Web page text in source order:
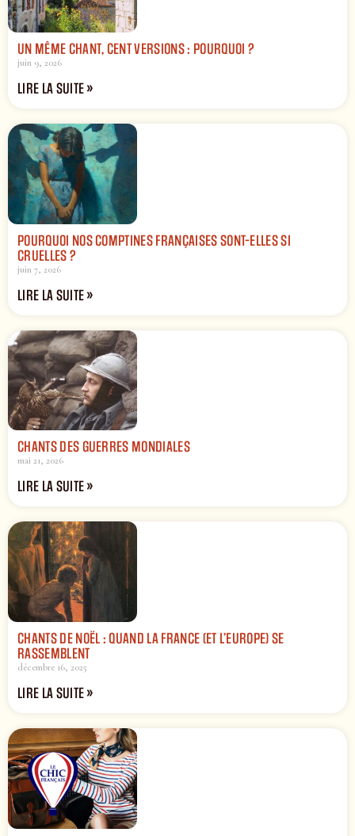
UN MÊME CHANT, CENT VERSIONS : POURQUOI ?
juin 9, 2026
LIRE LA SUITE »
POURQUOI NOS COMPTINES FRANÇAISES SONT-ELLES SI
CRUELLES ?
juin 7, 2026
LIRE LA SUITE »
CHANTS DES GUERRES MONDIALES
mai 21, 2026
LIRE LA SUITE »
CHANTS DE NOËL : QUAND LA FRANCE (ET L’EUROPE) SE
RASSEMBLENT
décembre 16, 2025
LIRE LA SUITE »